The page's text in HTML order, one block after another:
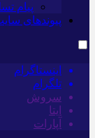
پیام
پیوندهای
اینستاگرام
تلگرام
سروش
ایتا
آپارات